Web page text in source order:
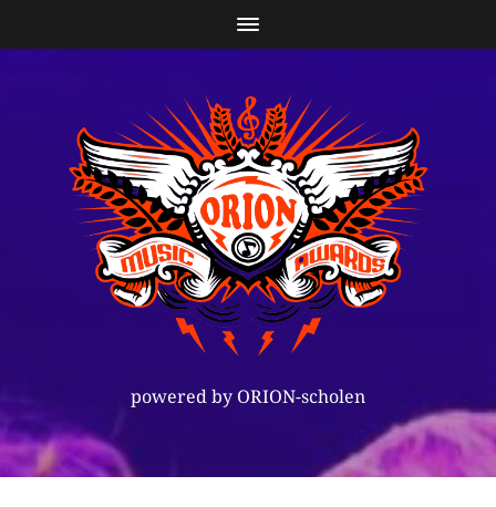
powered by ORION-scholen